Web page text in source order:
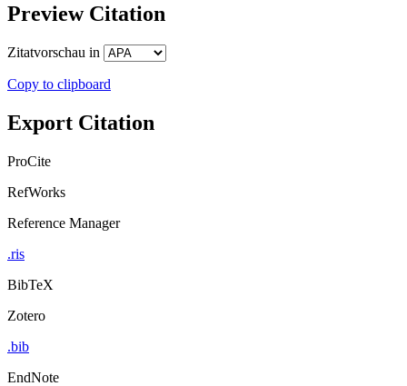
Preview Citation
Zitatvorschau in
Copy to clipboard
Export Citation
ProCite
RefWorks
Reference Manager
.ris
BibTeX
Zotero
.bib
EndNote